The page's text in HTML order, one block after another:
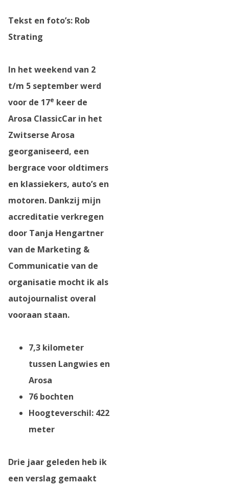
Tekst en foto’s: Rob
Strating
In het weekend van 2
t/m 5 september werd
voor de 17e keer de
Arosa ClassicCar in het
Zwitserse Arosa
georganiseerd, een
bergrace voor oldtimers
en klassiekers, auto’s en
motoren. Dankzij mijn
accreditatie verkregen
door Tanja Hengartner
van de Marketing &
Communicatie van de
organisatie mocht ik als
autojournalist overal
vooraan staan.
7,3 kilometer
tussen Langwies en
Arosa
76 bochten
Hoogteverschil: 422
meter
Drie jaar geleden heb ik
een verslag gemaakt